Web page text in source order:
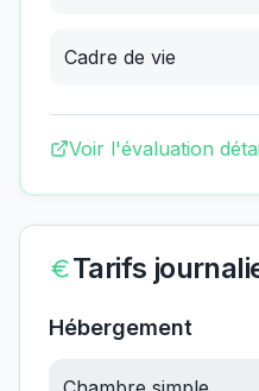
Cadre de vie
Voir l'évaluation
Tarifs
Hébergement